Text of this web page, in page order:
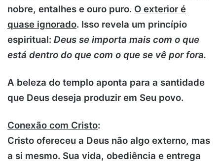
nobre, entalhes e ouro puro. O exterior é
quase ignorado. Isso revela um princípio
espiritual: Deus se importa mais com o que
está dentro do que com o que se vê por fora.
A beleza do templo aponta para a santidade
que Deus deseja produzir em Seu povo.
Conexão com Cristo:
Cristo ofereceu a Deus não algo externo, mas
a si mesmo. Sua vida, obediência e entrega